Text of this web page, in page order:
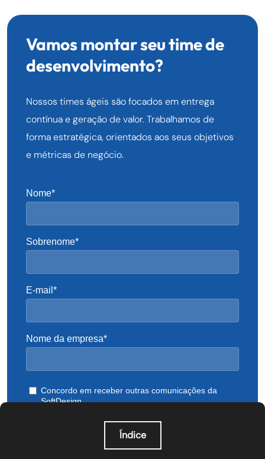
Vamos montar seu time de
desenvolvimento?
Nossos times ágeis são focados em entrega
contínua e geração de valor. Trabalhamos de
forma estratégica, orientados aos seus objetivos
e métricas de negócio.
O que é orquestração de agentes de IA?
Índice